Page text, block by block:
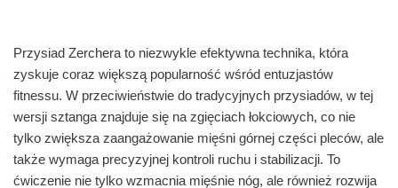
Przysiad Zerchera to niezwykle efektywna technika, która
zyskuje coraz większą popularność wśród entuzjastów
fitnessu. W przeciwieństwie do tradycyjnych przysiadów, w tej
wersji sztanga znajduje się na zgięciach łokciowych, co nie
tylko zwiększa zaangażowanie mięśni górnej części pleców, ale
także wymaga precyzyjnej kontroli ruchu i stabilizacji. To
ćwiczenie nie tylko wzmacnia mięśnie nóg, ale również rozwija